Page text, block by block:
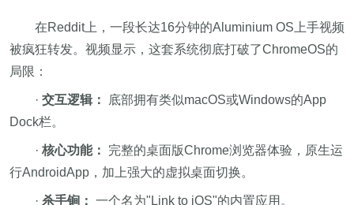
在Reddit上，一段长达16分钟的Aluminium OS上手视频
被疯狂转发。视频显示，这套系统彻底打破了ChromeOS的
局限：
· 交互逻辑：
底部拥有类似macOS或Windows的App
Dock栏。
· 核心功能：
完整的桌面版Chrome浏览器体验，原生运
行AndroidApp，加上强大的虚拟桌面切换。
· 杀手锏： 一个名为"Link to iOS"的内置应用。